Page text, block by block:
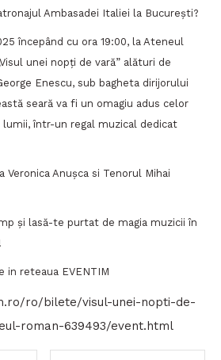
Ambasadei Italiei la București?
începând cu ora 19:00, la Ateneul
unei nopți de vară” alături de
Enescu, sub bagheta dirijorului
seară va fi un omagiu adus celor
într-un regal muzical dedicat
Veronica Anușca si Tenorul Mihai
și lasă-te purtat de magia muzicii în
in reteaua EVENTIM
ro/bilete/visul-unei-nopti-de-
roman-639493/event.html